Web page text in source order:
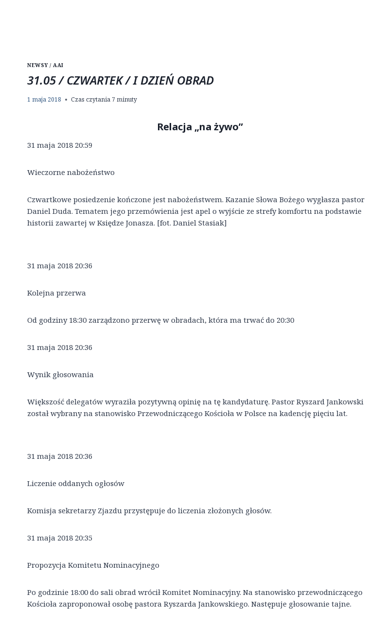
NEWSY / AAI
31.05 / CZWARTEK / I DZIEŃ OBRAD
1 maja 2018 Czas czytania 7 minuty
Relacja „na żywo”
31 maja 2018 20:59
Wieczorne nabożeństwo
Czwartkowe posiedzenie kończone jest nabożeństwem. Kazanie Słowa Bożego wygłasza pastor
Daniel Duda. Tematem jego przemówienia jest apel o wyjście ze strefy komfortu na podstawie
historii zawartej w Księdze Jonasza. [fot. Daniel Stasiak]
31 maja 2018 20:36
Kolejna przerwa
Od godziny 18:30 zarządzono przerwę w obradach, która ma trwać do 20:30
31 maja 2018 20:36
Wynik głosowania
Większość delegatów wyraziła pozytywną opinię na tę kandydaturę. Pastor Ryszard Jankowski
został wybrany na stanowisko Przewodniczącego Kościoła w Polsce na kadencję pięciu lat.
31 maja 2018 20:36
Liczenie oddanych ogłosów
Komisja sekretarzy Zjazdu przystępuje do liczenia złożonych głosów.
31 maja 2018 20:35
Propozycja Komitetu Nominacyjnego
Po godzinie 18:00 do sali obrad wrócił Komitet Nominacyjny. Na stanowisko przewodniczącego
Kościoła zaproponował osobę pastora Ryszarda Jankowskiego. Następuje głosowanie tajne.